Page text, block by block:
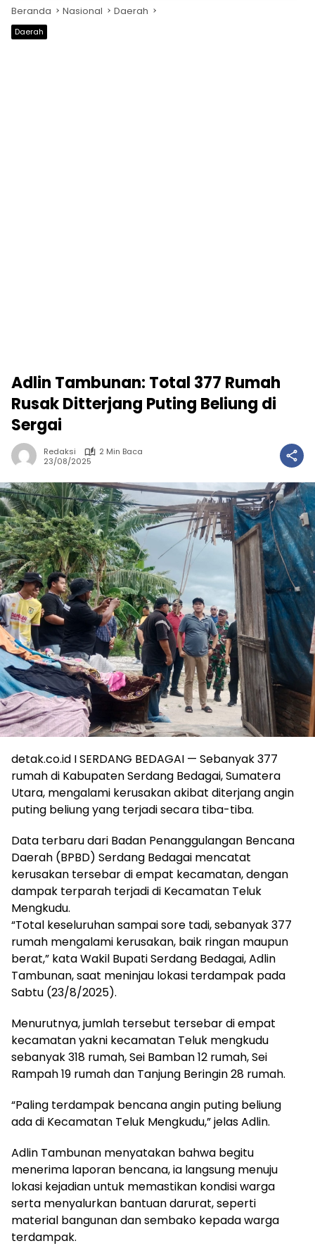
Beranda Nasional Daerah
Daerah
Adlin Tambunan: Total 377 Rumah
Rusak Ditterjang Puting Beliung di
Sergai
Redaksi
2 Min Baca
23/08/2025
detak.co.id I SERDANG BEDAGAI — Sebanyak 377
rumah di Kabupaten Serdang Bedagai, Sumatera
Utara, mengalami kerusakan akibat diterjang angin
puting beliung yang terjadi secara tiba-tiba.
Data terbaru dari Badan Penanggulangan Bencana
Daerah (BPBD) Serdang Bedagai mencatat
kerusakan tersebar di empat kecamatan, dengan
dampak terparah terjadi di Kecamatan Teluk
Mengkudu.
“Total keseluruhan sampai sore tadi, sebanyak 377
rumah mengalami kerusakan, baik ringan maupun
berat,” kata Wakil Bupati Serdang Bedagai, Adlin
Tambunan, saat meninjau lokasi terdampak pada
Sabtu (23/8/2025).
Menurutnya, jumlah tersebut tersebar di empat
kecamatan yakni kecamatan Teluk mengkudu
sebanyak 318 rumah, Sei Bamban 12 rumah, Sei
Rampah 19 rumah dan Tanjung Beringin 28 rumah.
“Paling terdampak bencana angin puting beliung
ada di Kecamatan Teluk Mengkudu,” jelas Adlin.
Adlin Tambunan menyatakan bahwa begitu
menerima laporan bencana, ia langsung menuju
lokasi kejadian untuk memastikan kondisi warga
serta menyalurkan bantuan darurat, seperti
material bangunan dan sembako kepada warga
terdampak.